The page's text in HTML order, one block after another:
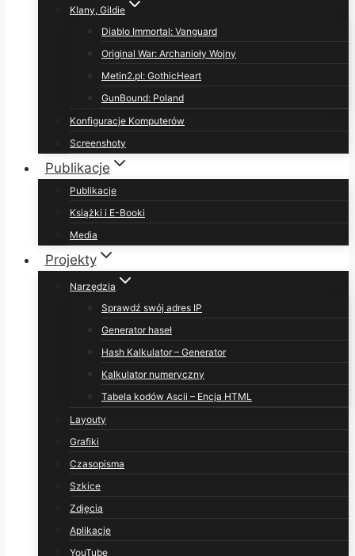
Klany, Gildie
Diablo Immortal: Vanguard
Original War: Archanioły Wojny
Metin2.pl: GothicHeart
GunBound: Poland
Konfiguracje Komputerów
Screenshoty
Publikacje
Publikacje
Książki i E-Booki
Media
Projekty
Narzędzia
Sprawdź swój adres IP
Generator haseł
Hash Kalkulator – Generator
Kalkulator numeryczny
Tabela kodów Ascii – Encja HTML
Layouty
Grafiki
Czasopisma
Szkice
Zdjęcia
Aplikacje
YouTube